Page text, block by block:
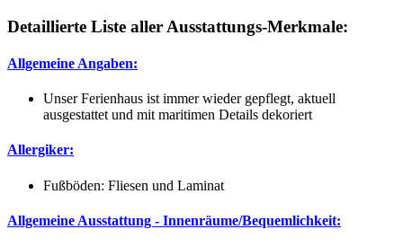
Detaillierte Liste aller Ausstattungs-Merkmale:
Allgemeine Angaben:
Unser Ferienhaus ist immer wieder gepflegt, aktuell
ausgestattet und mit maritimen Details dekoriert
Allergiker:
Fußböden: Fliesen und Laminat
Allgemeine Ausstattung - Innenräume/Bequemlichkeit: